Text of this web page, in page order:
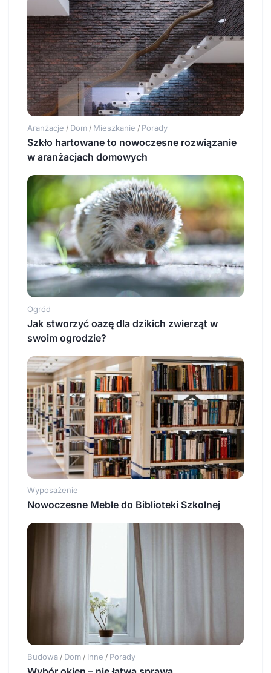
Aranżacje / Dom / Mieszkanie / Porady
Szkło hartowane to nowoczesne rozwiązanie
w aranżacjach domowych
Ogród
Jak stworzyć oazę dla dzikich zwierząt w
swoim ogrodzie?
Wyposażenie
Nowoczesne Meble do Biblioteki Szkolnej
Budowa / Dom / Inne / Porady